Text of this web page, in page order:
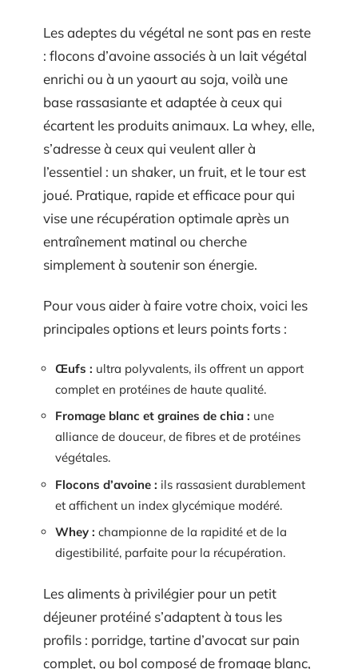
Les adeptes du végétal ne sont pas en reste
: flocons d’avoine associés à un lait végétal
enrichi ou à un yaourt au soja, voilà une
base rassasiante et adaptée à ceux qui
écartent les produits animaux. La whey, elle,
s’adresse à ceux qui veulent aller à
l’essentiel : un shaker, un fruit, et le tour est
joué. Pratique, rapide et efficace pour qui
vise une récupération optimale après un
entraînement matinal ou cherche
simplement à soutenir son énergie.
Pour vous aider à faire votre choix, voici les
principales options et leurs points forts :
Œufs : ultra polyvalents, ils offrent un apport
complet en protéines de haute qualité.
Fromage blanc et graines de chia : une
alliance de douceur, de fibres et de protéines
végétales.
Flocons d’avoine : ils rassasient durablement
et affichent un index glycémique modéré.
Whey : championne de la rapidité et de la
digestibilité, parfaite pour la récupération.
Les aliments à privilégier pour un petit
déjeuner protéiné s’adaptent à tous les
profils : porridge, tartine d’avocat sur pain
complet, ou bol composé de fromage blanc,